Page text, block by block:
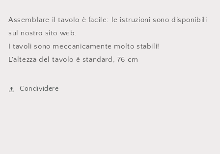
Assemblare il tavolo è facile: le istruzioni sono disponibili
sul nostro sito web.
I tavoli sono meccanicamente molto stabili!
L'altezza del tavolo è standard, 76 cm
Condividere